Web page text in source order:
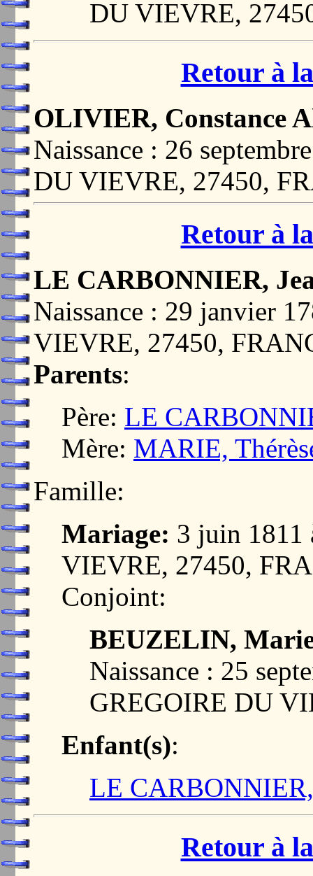
DU VIEVRE,
Retour à
OLIVIER, Constance
Naissance : 26
DU VIEVRE, 27450,
Retour à
LE CARBONNIER,
Naissance : 29 janvier
VIEVRE, 27450,
Parents:
Père: LE
Mère: MARIE,
Famille:
Mariage: 3 juin 1811
VIEVRE, 27450,
Conjoint:
BEUZELIN,
Naissance : 25
GREGOIRE DU
Enfant(s):
LE
Retour à